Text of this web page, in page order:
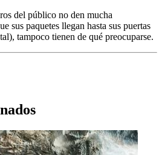
del público no den mucha
sus paquetes llegan hasta sus puertas
tampoco tienen de qué preocuparse.